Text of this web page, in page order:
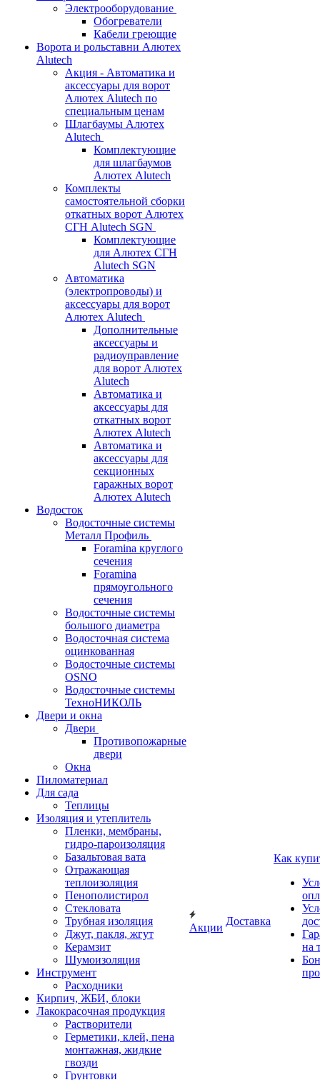
Электрооборудование
Обогреватели
Кабели греющие
Ворота и рольставни Алютех
Alutech
Акция - Автоматика и
аксессуары для ворот
Алютех Alutech по
специальным ценам
Шлагбаумы Алютех
Alutech
Комплектующие
для шлагбаумов
Алютех Alutech
Комплекты
самостоятельной сборки
откатных ворот Алютех
СГН Alutech SGN
Комплектующие
для Алютех СГН
Alutech SGN
Автоматика
(электропроводы) и
аксессуары для ворот
Алютех Alutech
Дополнительные
аксессуары и
радиоуправление
для ворот Алютех
Alutech
Автоматика и
аксессуары для
откатных ворот
Алютех Alutech
Автоматика и
аксессуары для
секционных
гаражных ворот
Алютех Alutech
Водосток
Водосточные системы
Металл Профиль
Foramina круглого
сечения
Foramina
прямоугольного
сечения
Водосточные системы
большого диаметра
Водосточная система
оцинкованная
Водосточные системы
OSNO
Водосточные системы
ТехноНИКОЛЬ
Двери и окна
Двери
Противопожарные
двери
Окна
Пиломатериал
Для сада
Теплицы
Изоляция и утеплитель
Пленки, мембраны,
гидро-пароизоляция
Базальтовая вата
Отражающая
теплоизоляция
Пенополистирол
Стекловата
Трубная изоляция
Джут, пакля, жгут
Керамзит
Шумоизоляция
Инструмент
Расходники
Кирпич, ЖБИ, блоки
Лакокрасочная продукция
Растворители
Герметики, клей, пена
монтажная, жидкие
гвозди
Грунтовки
Акции
Доставка
Как
на